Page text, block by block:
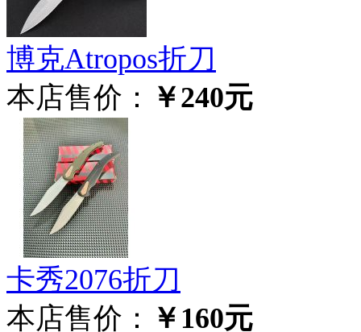
博克Atropos折刀
本店售价： ￥240元
卡秀2076折刀
本店售价： ￥160元